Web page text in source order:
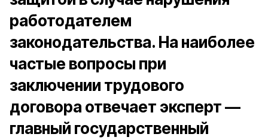
работодателем
законодательства. На наиболее
частые вопросы при
заключении трудового
договора отвечает эксперт —
главный государственный